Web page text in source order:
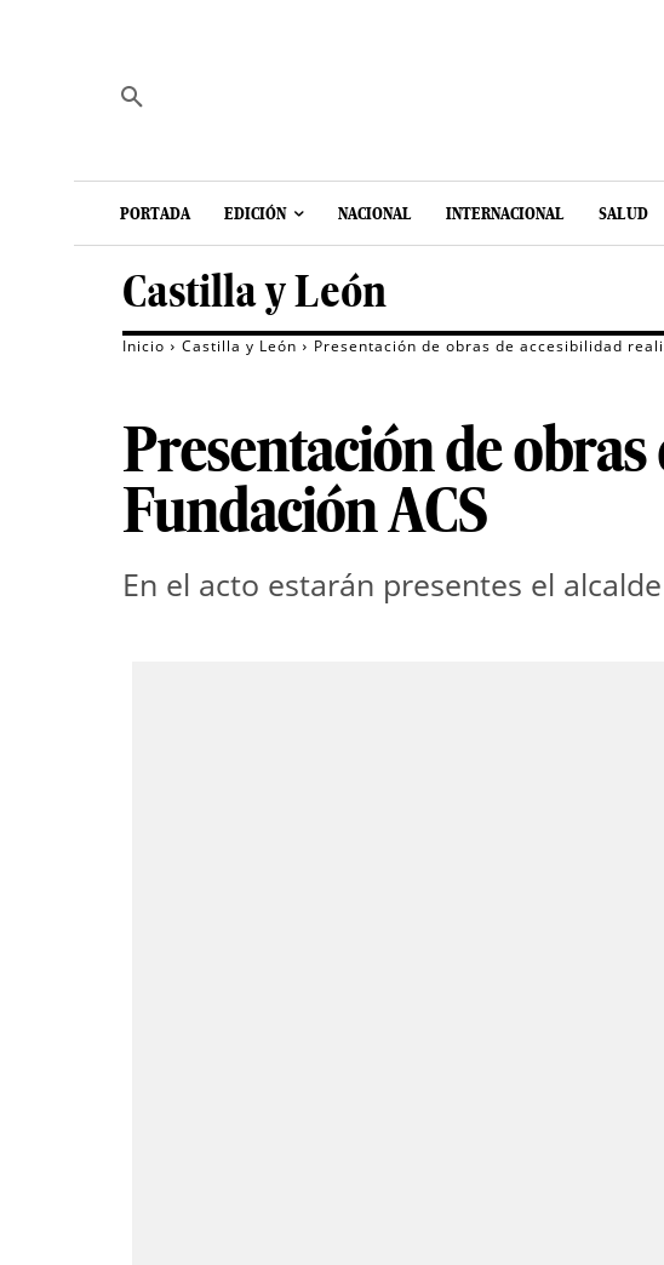
PORTADA EDICIÓN NACIONAL INTERNACIONAL SALUD
Castilla y León
Inicio Castilla y León Presentación de obras de accesibilidad
Presentación de
Fundación ACS
En el acto estarán presentes el